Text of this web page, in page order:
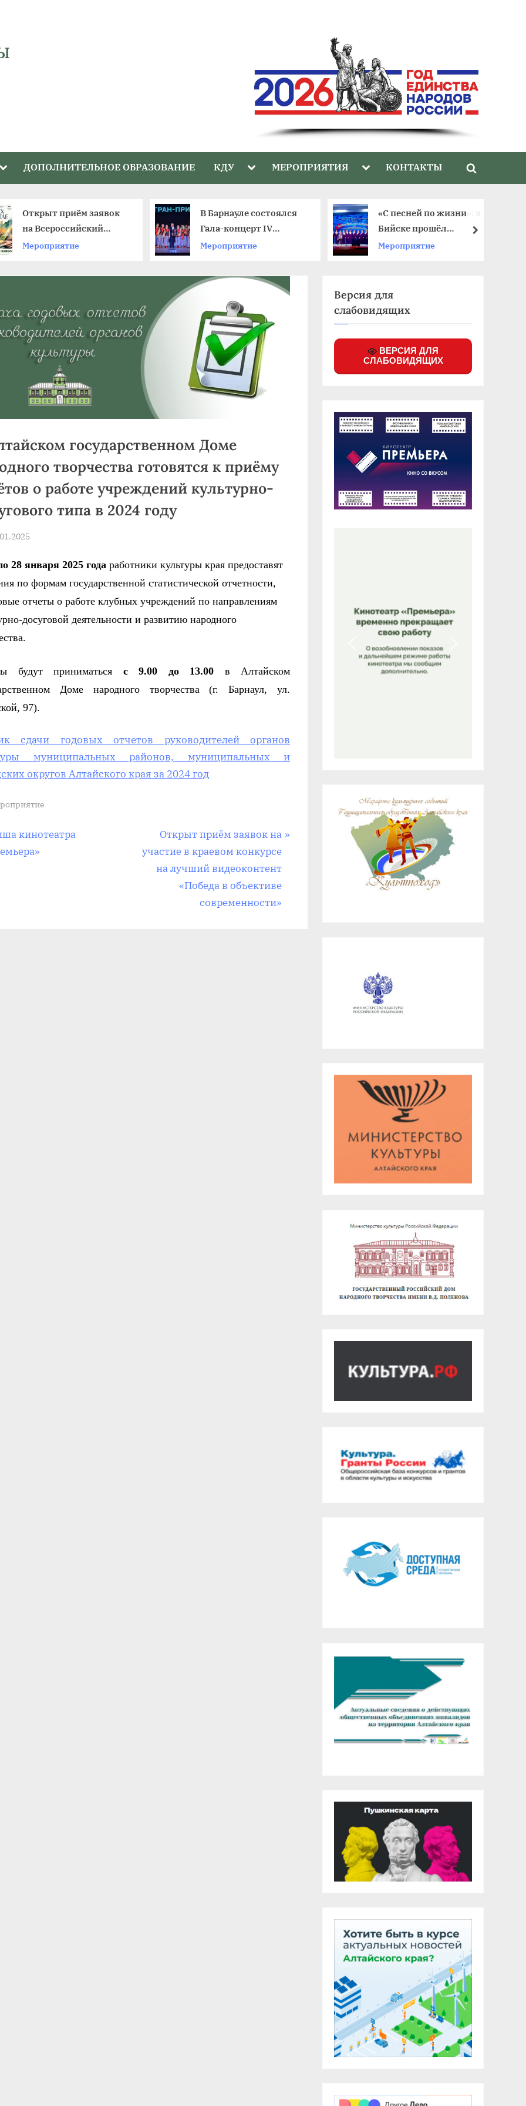
Toggle
Toggle
menu
ДОПОЛНИТЕЛЬНОЕ ОБРАЗОВАНИЕ КДУ Toggle
menu
МЕРОПРИЯТИЯ Toggle
menu
КОНТАКТЫ
Toggle
Открыт приём заявок
на Всероссийский
фестиваль
«Успех на Алтае»
Мероприятие
В Барнауле состоялся
Гала-концерт IV
краевого фестиваля
Мероприятие
«С песней по жизни»: в
Бийске прошёл
юбилейный фестиваль
Мероприятие
далее
государственном Доме
творчества готовятся к приёму
о работе учреждений культурно-
типа в 2024 году
28 января 2025 года работники культуры края предоставят
по формам государственной статистической отчетности,
отчеты о работе клубных учреждений по направлениям
досуговой деятельности и развитию народного
будут приниматься с 9.00 до 13.00 в Алтайском
Доме народного творчества (г. Барнаул, ул.
97).
сдачи годовых отчетов руководителей органов
муниципальных районов, муниципальных и
округов Алтайского края за 2024 год
кинотеатра
С
л
е
Открыт приём заявок на
участие в краевом конкурсе
на лучший видеоконтент
«Победа в объективе
современности»
Версия для
слабовидящих
ВЕРСИЯ ДЛЯ
СЛАБОВИДЯЩИХ